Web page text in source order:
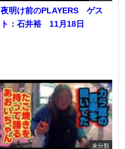
夜明け前のPLAYERS ゲス
ト：石井裕 11月18日
未分類